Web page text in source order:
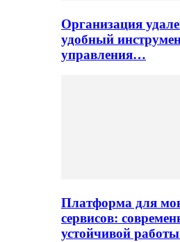
Организация
удобный
управления…
Платформа для
сервисов:
устойчивой